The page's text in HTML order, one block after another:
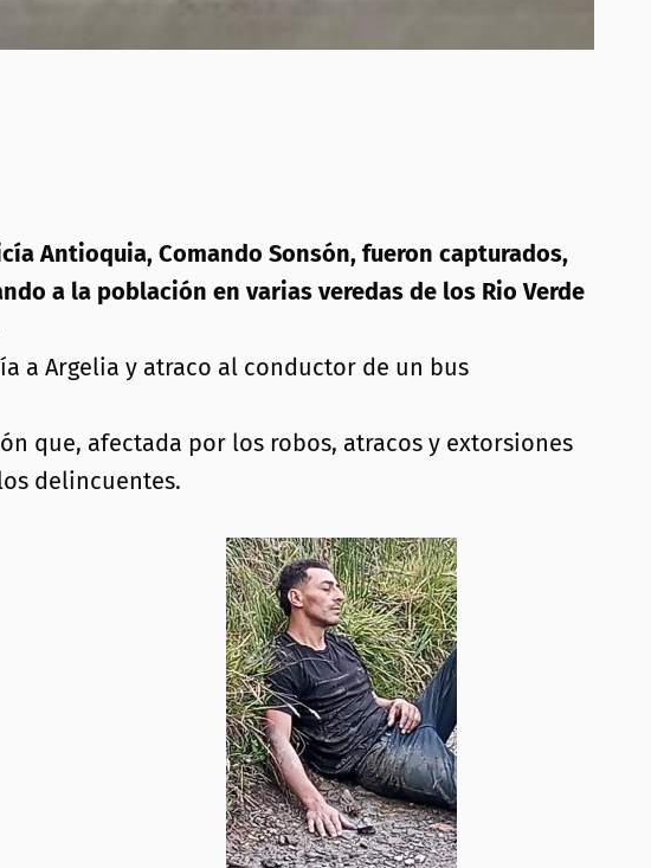
Antioquia, Comando Sonsón, fueron capturados,
a la población en varias veredas de los Rio Verde
a Argelia y atraco al conductor de un bus
que, afectada por los robos, atracos y extorsiones
delincuentes.